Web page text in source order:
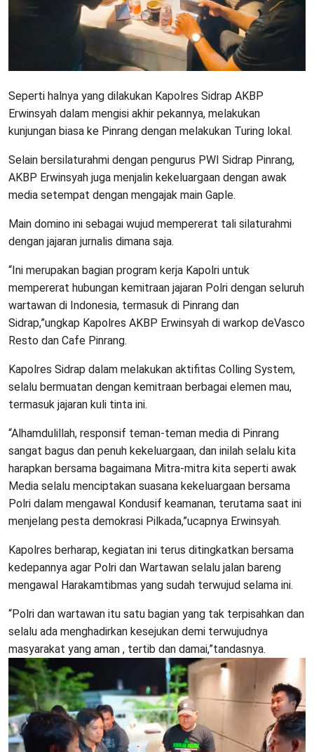
Seperti halnya yang dilakukan Kapolres Sidrap AKBP
Erwinsyah dalam mengisi akhir pekannya, melakukan
kunjungan biasa ke Pinrang dengan melakukan Turing lokal.
Selain bersilaturahmi dengan pengurus PWI Sidrap Pinrang,
AKBP Erwinsyah juga menjalin kekeluargaan dengan awak
media setempat dengan mengajak main Gaple.
Main domino ini sebagai wujud mempererat tali silaturahmi
dengan jajaran jurnalis dimana saja.
“Ini merupakan bagian program kerja Kapolri untuk
mempererat hubungan kemitraan jajaran Polri dengan seluruh
wartawan di Indonesia, termasuk di Pinrang dan
Sidrap,”ungkap Kapolres AKBP Erwinsyah di warkop deVasco
Resto dan Cafe Pinrang.
Kapolres Sidrap dalam melakukan aktifitas Colling System,
selalu bermuatan dengan kemitraan berbagai elemen mau,
termasuk jajaran kuli tinta ini.
“Alhamdulillah, responsif teman-teman media di Pinrang
sangat bagus dan penuh kekeluargaan, dan inilah selalu kita
harapkan bersama bagaimana Mitra-mitra kita seperti awak
Media selalu menciptakan suasana kekeluargaan bersama
Polri dalam mengawal Kondusif keamanan, terutama saat ini
menjelang pesta demokrasi Pilkada,”ucapnya Erwinsyah.
Kapolres berharap, kegiatan ini terus ditingkatkan bersama
kedepannya agar Polri dan Wartawan selalu jalan bareng
mengawal Harakamtibmas yang sudah terwujud selama ini.
“Polri dan wartawan itu satu bagian yang tak terpisahkan dan
selalu ada menghadirkan kesejukan demi terwujudnya
masyarakat yang aman , tertib dan damai,”tandasnya.